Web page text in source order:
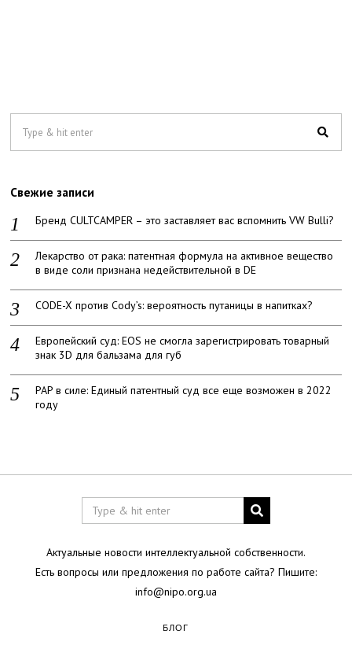
Свежие записи
Бренд CULTCAMPER – это заставляет вас вспомнить VW Bulli?
Лекарство от рака: патентная формула на активное вещество
в виде соли признана недействительной в DE
CODE-X против Cody’s: вероятность путаницы в напитках?
Европейский суд: EOS не смогла зарегистрировать товарный
знак 3D для бальзама для губ
PAP в силе: Единый патентный суд все еще возможен в 2022
году
Актуальные новости интеллектуальной собственности.
Есть вопросы или предложения по работе сайта? Пишите:
info@nipo.org.ua
БЛОГ